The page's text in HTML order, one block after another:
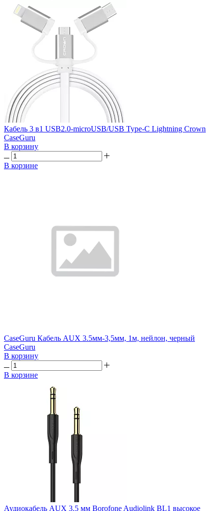
Кабель 3 в1 USB2.0-microUSB/USB Type-C Lightning Crown
CaseGuru
В корзину
В корзине
CaseGuru Кабель AUX 3.5мм-3,5мм, 1м, нейлон, черный
CaseGuru
В корзину
В корзине
Аудиокабель AUX 3.5 мм Borofone Audiolink BL1 высокое